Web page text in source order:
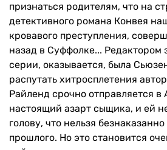
признаться родителям, что на
детективного романа Конвея
кровавого преступления,
назад в Суффолке... Редактором
серии, оказывается, была
распутать хитросплетения
Райленд срочно отправляется
настоящий азарт сыщика, и ей
голову, что нельзя
прошлого. Но это становится